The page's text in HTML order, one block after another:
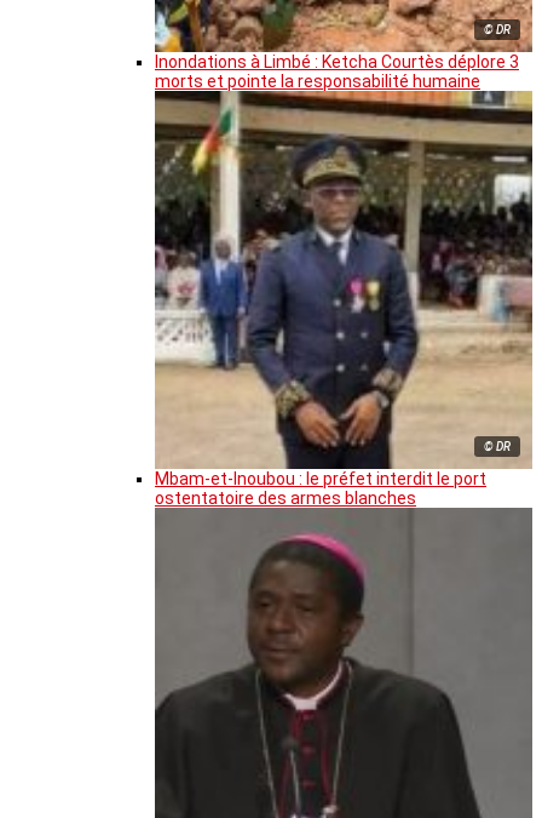
© DR
Inondations à Limbé : Ketcha Courtès déplore 3
morts et pointe la responsabilité humaine
© DR
Mbam-et-Inoubou : le préfet interdit le port
ostentatoire des armes blanches